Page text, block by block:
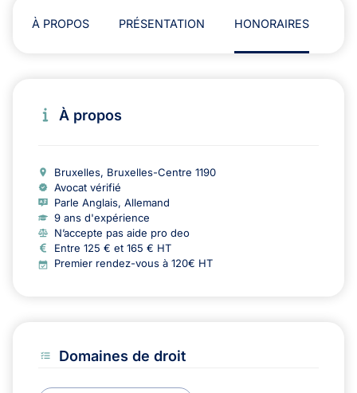
À PROPOS PRÉSENTATION HONORAIRES
À propos
Bruxelles, Bruxelles-Centre 1190
Avocat vérifié
Parle Anglais, Allemand
9 ans d'expérience
N’accepte pas aide pro deo
Entre 125 € et 165 € HT
Premier rendez-vous à 120€ HT
Domaines de droit